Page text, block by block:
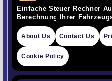
Einfache Steuer Rechner
Berechnung Ihrer
About Us Contact Us
Cookie Policy